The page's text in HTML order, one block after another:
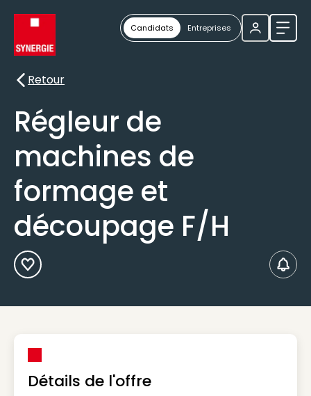
Candidats Entreprises
Retour
Retour
Régleur de
machines de
formage et
découpage F/H
Ajouter aux Favoris
Détails de l'offre